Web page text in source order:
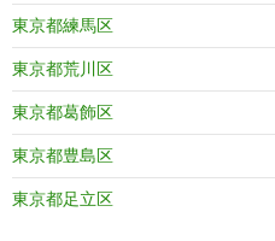
東京都練馬区
東京都荒川区
東京都葛飾区
東京都豊島区
東京都足立区